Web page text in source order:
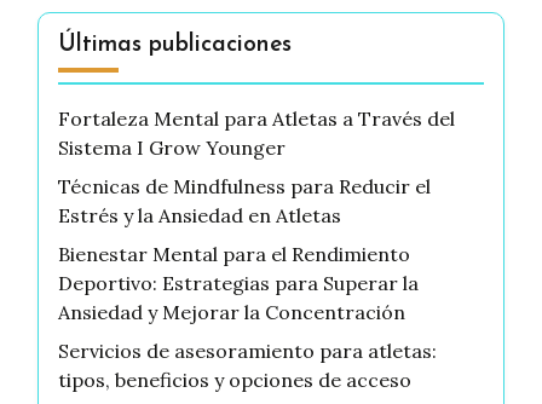
Últimas publicaciones
Fortaleza Mental para Atletas a Través del
Sistema I Grow Younger
Técnicas de Mindfulness para Reducir el
Estrés y la Ansiedad en Atletas
Bienestar Mental para el Rendimiento
Deportivo: Estrategias para Superar la
Ansiedad y Mejorar la Concentración
Servicios de asesoramiento para atletas:
tipos, beneficios y opciones de acceso